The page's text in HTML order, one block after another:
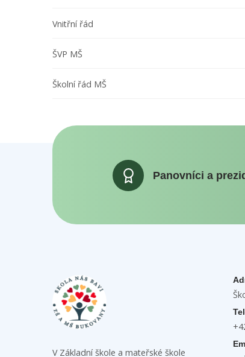
Vnitřní řád
ŠVP MŠ
Školní řád MŠ
Panovníci a
V Základní škole a mateřské škole